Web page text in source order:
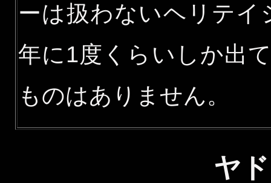
ーは扱わないヘリテ
年に1度くらいしか出
ものはありません。
ヤ